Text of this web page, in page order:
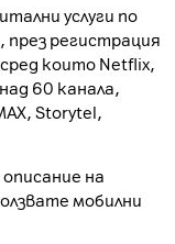
услуги по
през регистрация
които Netflix,
60 канала,
Storytel,
на
мобилни